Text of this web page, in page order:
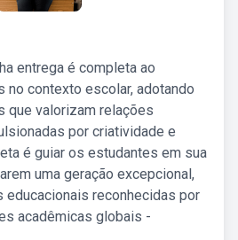
entrega é completa ao
no contexto escolar, adotando
que valorizam relações
por criatividade e
é guiar os estudantes em sua
uma geração excepcional,
reconhecidas por
acadêmicas globais -